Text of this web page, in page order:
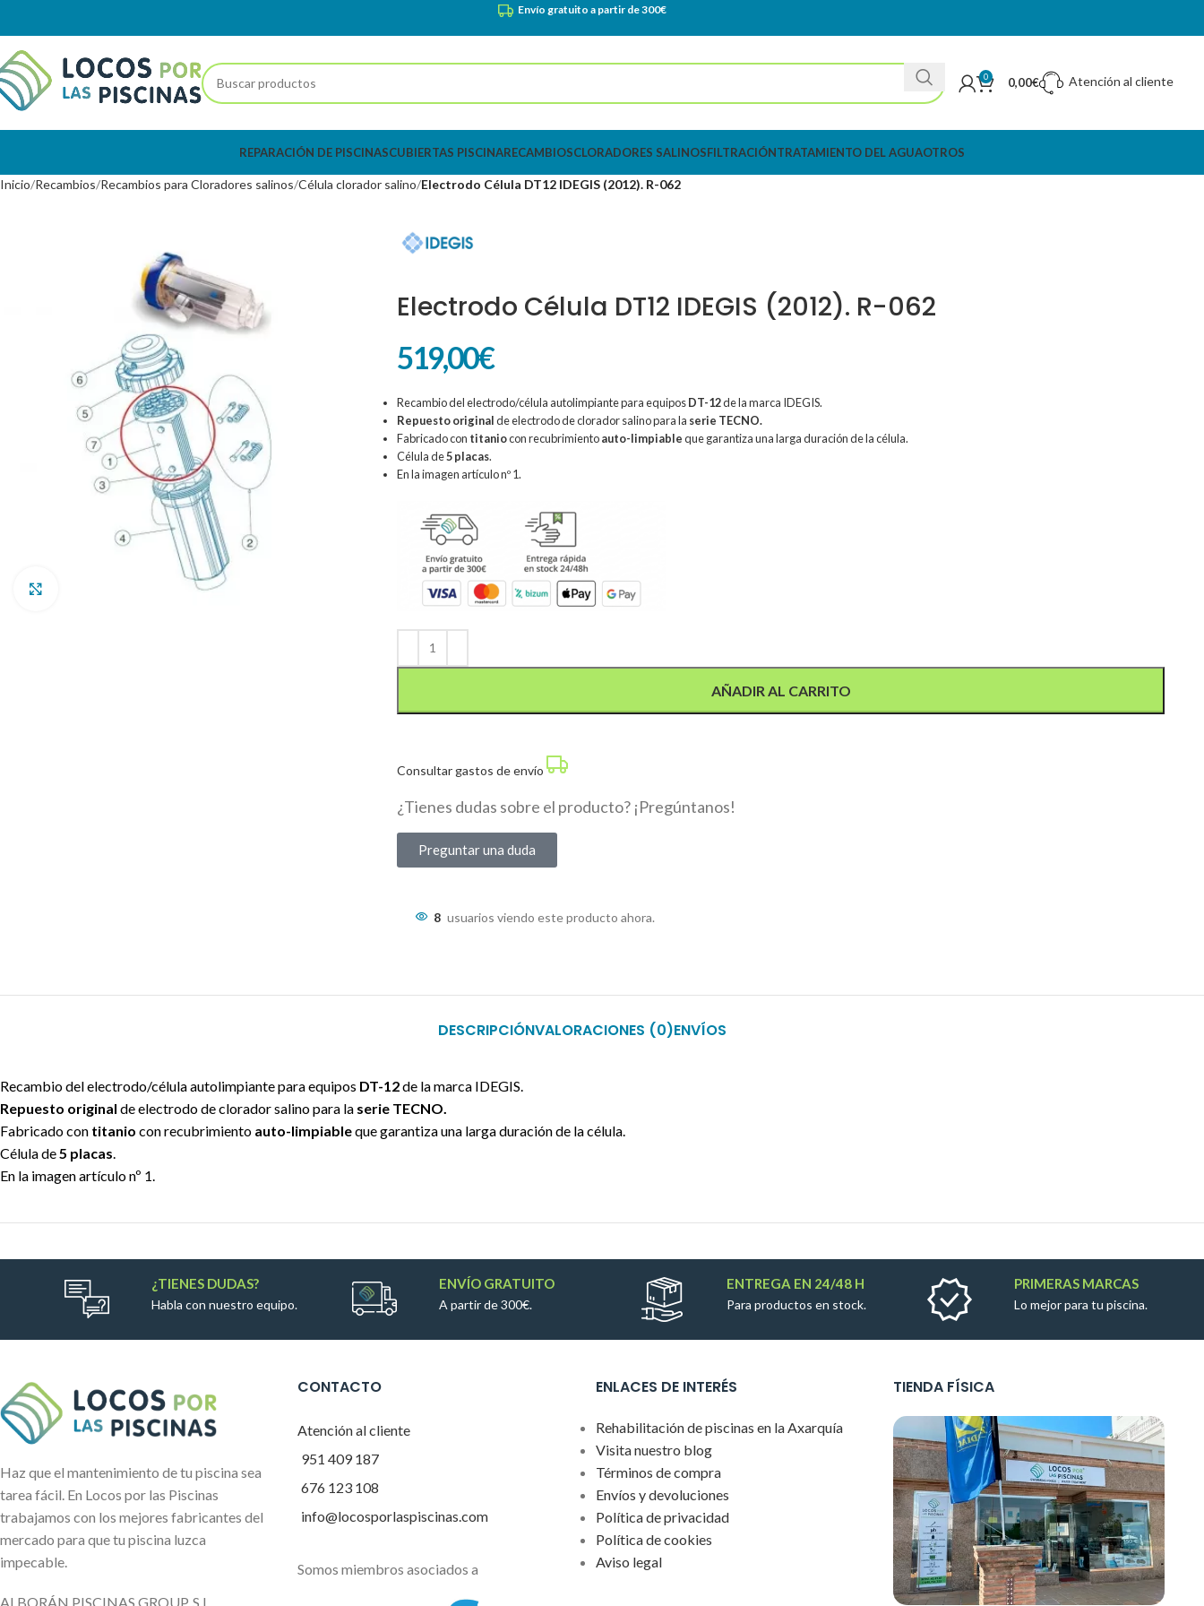
Envío gratuito a partir de 300€
0 0,00€ Atención al cliente
REPARACIÓN DE PISCINASCUBIERTAS PISCINARECAMBIOSCLORADORES SALINOSFILTRACIÓNTRATAMIENTO DEL AGUAOTROS
Inicio Recambios Recambios para Cloradores salinos Célula clorador salino Electrodo Célula DT12 IDEGIS (2012). R-062
Electrodo Célula DT12 IDEGIS (2012). R-062
519,00€
Recambio del electrodo/célula autolimpiante para equiposDT-12de la marca IDEGIS.
Repuesto originalde electrodo de clorador salino para la serie TECNO.
Fabricado con titaniocon recubrimientoauto-limpiableque garantiza una larga duración de la célula.
Célula de5 placas.
En la imagen artículo nº 1.
AÑADIR AL CARRITO
Consultar gastos de envío
¿Tienes dudas sobre el producto? ¡Pregúntanos!
Preguntar una duda
8 usuarios viendo este producto ahora.
DESCRIPCIÓNVALORACIONES (0)ENVÍOS
Recambio del electrodo/célula autolimpiante para equipos DT-12de la marca IDEGIS.
Repuesto original de electrodo de clorador salino para la serie TECNO.
Fabricado con titanio con recubrimiento auto-limpiableque garantiza una larga duración de la célula.
Célula de 5 placas
En la imagen artículo nº 1.
¿TIENES DUDAS?
Habla con nuestro equipo.
ENVÍO GRATUITO
A partir de 300€.
ENTREGA EN 24/48 H
Para productos en stock.
PRIMERAS MARCAS
Lo mejor para tu piscina.
Haz que el mantenimiento de tu piscina sea
tarea fácil. En Locos por las Piscinas
trabajamos con los mejores fabricantes del
mercado para que tu piscina luzca
impecable.
ALBORÁN PISCINAS GROUP, S.L.
CONTACTO
Atención al cliente
951 409 187
676 123 108
info@locosporlaspiscinas.com
Somos miembros asociados a
ENLACES DE INTERÉS
Rehabilitación de piscinas en la Axarquía
Visita nuestro blog
Términos de compra
Envíos y devoluciones
Política de privacidad
Política de cookies
Aviso legal
TIENDA FÍSICA